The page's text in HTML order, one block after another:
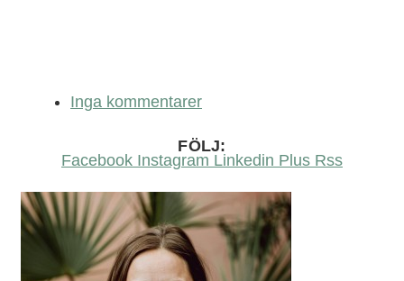
Inga kommentarer
FÖLJ:
Facebook Instagram Linkedin Plus Rss